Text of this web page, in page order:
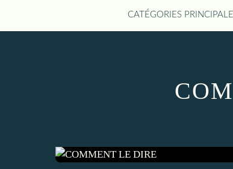
CATÉGORIES